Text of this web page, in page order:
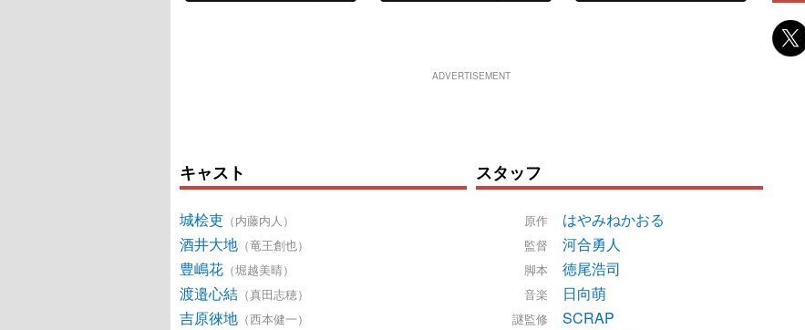
ADVERTISEMENT
キャスト
城桧吏 （内藤内人）
酒井大地 （竜王創也）
豊嶋花 （堀越美晴）
渡邉心結 （真田志穂）
吉原徠地 （西本健一）
スタッフ
原作 はやみねかおる
監督 河合勇人
脚本 徳尾浩司
音楽 日向萌
謎監修 SCRAP